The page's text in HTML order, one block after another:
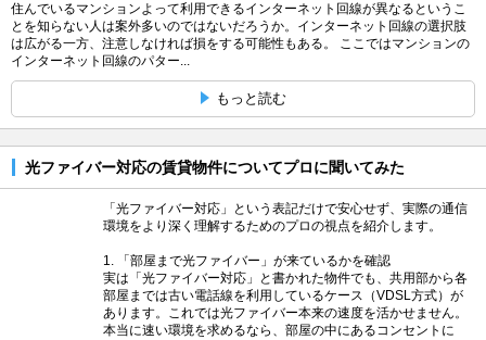
住んでいるマンションよって利用できるインターネット回線が異なるというこ
とを知らない人は案外多いのではないだろうか。インターネット回線の選択肢
は広がる一方、注意しなければ損をする可能性もある。 ここではマンションの
インターネット回線のパター...
もっと読む
光ファイバー対応の賃貸物件についてプロに聞いてみた
「光ファイバー対応」という表記だけで安心せず、実際の通信
環境をより深く理解するためのプロの視点を紹介します。
1. 「部屋まで光ファイバー」が来ているかを確認
実は「光ファイバー対応」と書かれた物件でも、共用部から各
部屋までは古い電話線を利用しているケース（VDSL方式）が
あります。これでは光ファイバー本来の速度を活かせません。
本当に速い環境を求めるなら、部屋の中にあるコンセントに